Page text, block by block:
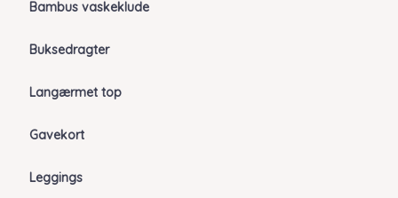
Bambus vaskeklude
Buksedragter
Langærmet top
Gavekort
Leggings